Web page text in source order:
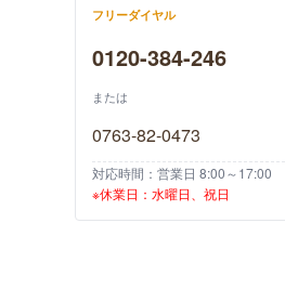
フリーダイヤル
0120-384-246
または
0763-82-0473
対応時間：営業日 8:00～17:00
※休業日：水曜日、祝日